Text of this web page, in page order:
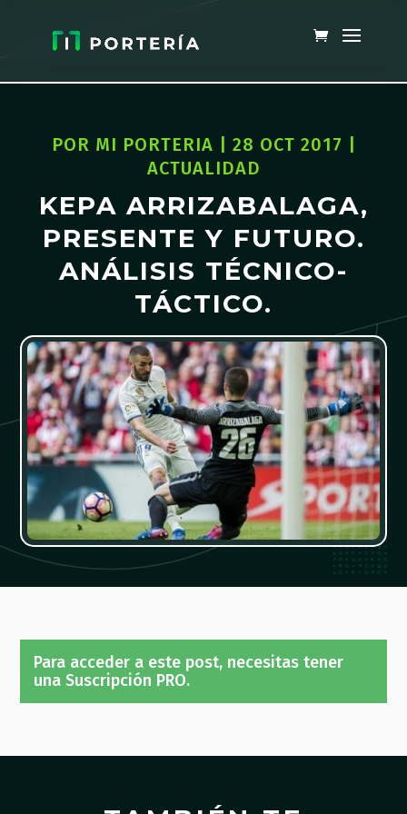
POR MI PORTERIA 28 OCT 2017
ACTUALIDAD
KEPA ARRIZABALAGA,
PRESENTE Y FUTURO.
ANÁLISIS TÉCNICO-
TÁCTICO.
Para acceder a este post, necesitas tener
una Suscripción PRO.